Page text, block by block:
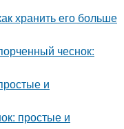
хранить его больше
чеснок:
и
простые и